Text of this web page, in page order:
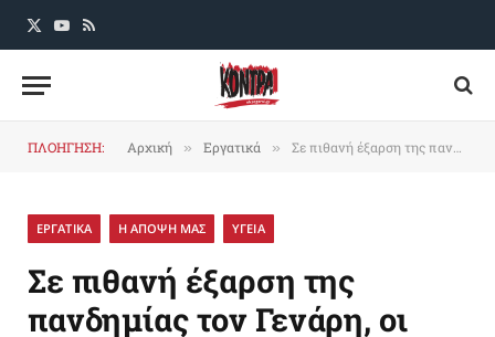
X
YouTube
RSS
ΠΛΟΗΓΗΣΗ: Αρχική » Εργατικά » Σε πιθανή έξαρση της πανδημίας τον Γενάρη, οι προλεταριακές γειτονιές δε θα απέχουν πολύ από το Mπέργκαμο
ΕΡΓΑΤΙΚΑ Η ΑΠΟΨΗ ΜΑΣ ΥΓΕΙΑ
Σε πιθανή έξαρση της
πανδημίας τον Γενάρη, οι